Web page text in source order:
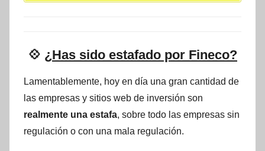
💠 ¿Has sido estafado por Fineco?
Lamentablemente, hoy en día una gran cantidad de
las empresas y sitios web de inversión son
realmente una estafa, sobre todo las empresas sin
regulación o con una mala regulación.